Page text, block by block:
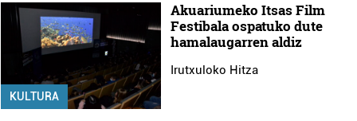
KULTURA
Akuariumeko Itsas Film
Festibala ospatuko dute
hamalaugarren aldiz
Irutxuloko Hitza